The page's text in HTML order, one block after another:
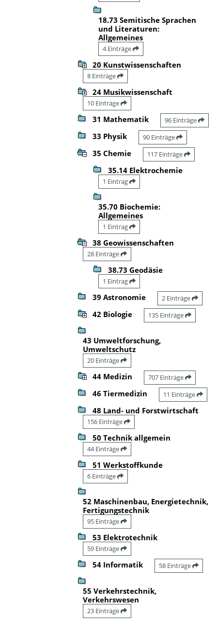
18.73 Semitische Sprachen
und Literaturen:
Allgemeines
4 Einträge
20 Kunstwissenschaften
8 Einträge
24 Musikwissenschaft
10 Einträge
31 Mathematik 96 Einträge
33 Physik 90 Einträge
35 Chemie 117 Einträge
35.14 Elektrochemie
1 Eintrag
35.70 Biochemie:
Allgemeines
1 Eintrag
38 Geowissenschaften
28 Einträge
38.73 Geodäsie
1 Eintrag
39 Astronomie 2 Einträge
42 Biologie 135 Einträge
43 Umweltforschung,
Umweltschutz
20 Einträge
44 Medizin 707 Einträge
46 Tiermedizin 11 Einträge
48 Land- und Forstwirtschaft
156 Einträge
50 Technik allgemein
44 Einträge
51 Werkstoffkunde
6 Einträge
52 Maschinenbau, Energietechnik,
Fertigungstechnik
95 Einträge
53 Elektrotechnik
59 Einträge
54 Informatik 58 Einträge
55 Verkehrstechnik,
Verkehrswesen
23 Einträge